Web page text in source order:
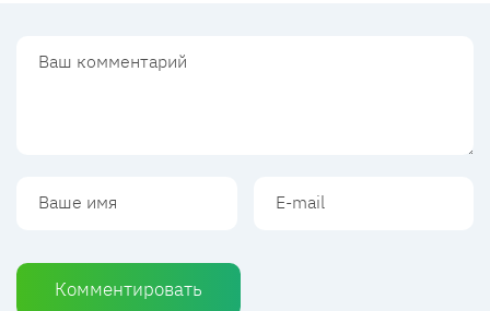
Комментировать